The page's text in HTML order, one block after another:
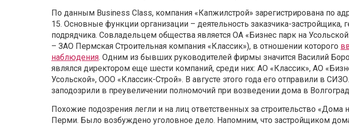
По данным Business Class, компания «Капжилстрой» зарегистрирована по
15. Основные функции организации – деятельность заказчика-застройщика,
подрядчика. Совладельцем общества является ОА «Бизнес парк на
– ЗАО Пермская Строительная компания «Классик»), в отношении которого
наблюдения. Одним из бывших руководителей фирмы значится Василий
являлся директором еще шести компаний, среди них: АО «Классик», АО
Усольской», ООО «Классик-Строй». В августе этого года его отправили в
заподозрили в преувеличении полномочий при возведении дома в
Похожие подозрения легли и на лиц ответственных за строительство «Дома
Перми. Было возбуждено уголовное дело. Напомним, что застройщиком